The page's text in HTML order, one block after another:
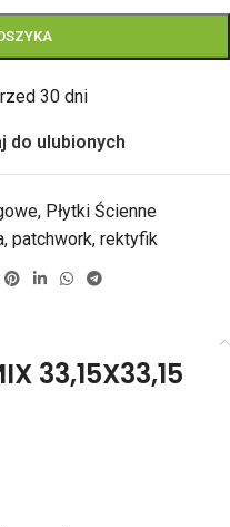
30 dni
do ulubionych
, Płytki Ścienne
, patchwork, rektyfik
33,15X33,15